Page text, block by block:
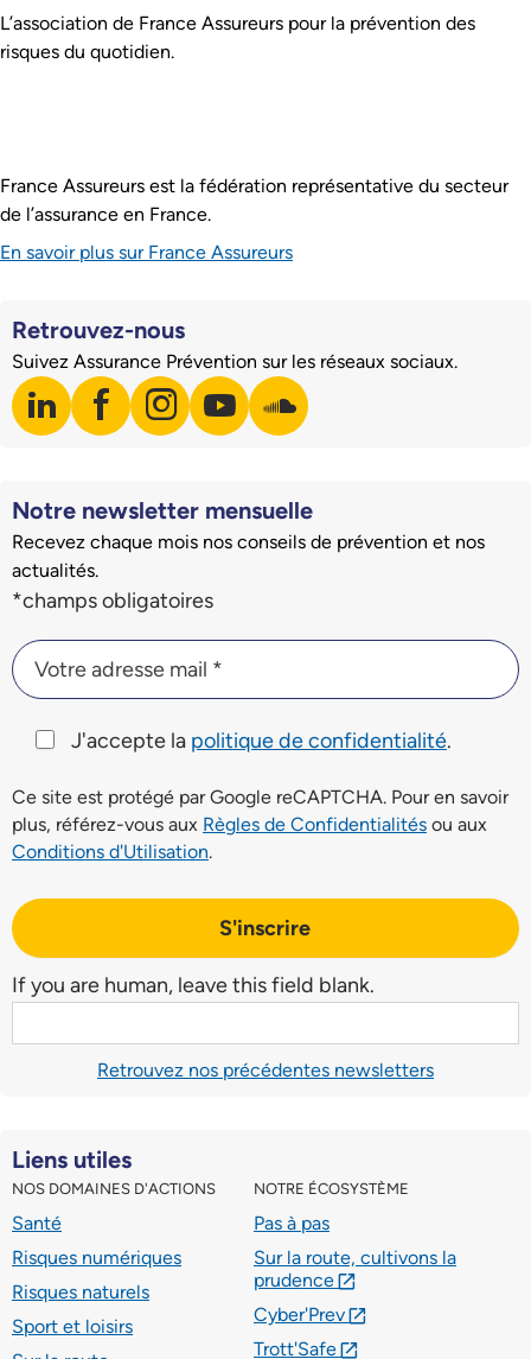
Assurance Prévention est :
L’association de France Assureurs pour la prévention des
risques du quotidien.
France Assureurs est la fédération représentative du secteur
de l’assurance en France.
En savoir plus sur France Assureurs
Liens utiles
NOS DOMAINES D'ACTIONS
Santé
Risques numériques
Risques naturels
Sport et loisirs
NOTRE ÉCOSYSTÈME
Pas à pas
Sur la route, cultivons la
prudence lien externe
Cyber'Prev lien externe
Trott'Safe lien externe
Retrouvez-nous
Suivez Assurance Prévention sur les réseaux sociaux.
linkedin
Visiter notre page LinkedIn
facebook
Visiter notre page Facebook
instagram
Visiter notre page Instagram
youtube
Visiter notre page Youtube
soundcloud
Visiter notre page
Notre newsletter mensuelle
Recevez chaque mois nos conseils de prévention et nos
actualités.
Champs du formulaire d'inscription à la newsletter
*champs obligatoires
Votre adresse mail *
Votre adresse mail *
J'accepte la politique de confidentialité.
Ce site est protégé par Google reCAPTCHA. Pour en savoir
plus, référez-vous aux Règles de Confidentialités ou aux
Conditions d'Utilisation.
S'inscrire
If you are human, leave this field blank.
Retrouvez nos précédentes newsletters